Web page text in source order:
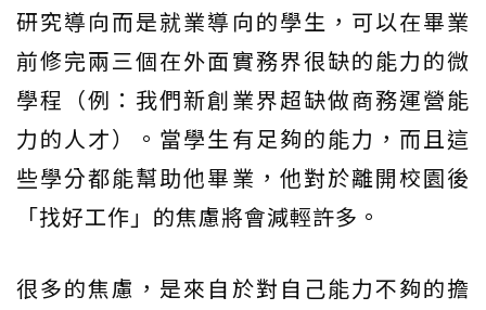
研究導向而是就業導向的學生，可以在畢業
前修完兩三個在外面實務界很缺的能力的微
學程（例：我們新創業界超缺做商務運營能
力的人才）。當學生有足夠的能力，而且這
些學分都能幫助他畢業，他對於離開校園後
「找好工作」的焦慮將會減輕許多。
很多的焦慮，是來自於對自己能力不夠的擔